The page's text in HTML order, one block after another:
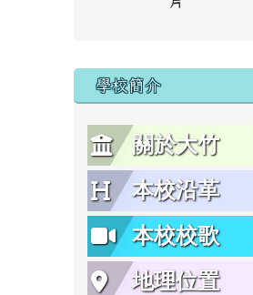
學校簡介
關於大竹
本校沿革
本校校歌
地理位置